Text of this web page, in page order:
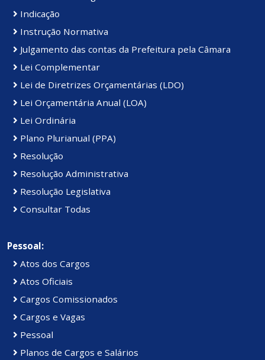
Indicação
Instrução Normativa
Julgamento das contas da Prefeitura pela Câmara
Lei Complementar
Lei de Diretrizes Orçamentárias (LDO)
Lei Orçamentária Anual (LOA)
Lei Ordinária
Plano Plurianual (PPA)
Resolução
Resolução Administrativa
Resolução Legislativa
Consultar Todas
Pessoal:
Atos dos Cargos
Atos Oficiais
Cargos Comissionados
Cargos e Vagas
Pessoal
Planos de Cargos e Salários